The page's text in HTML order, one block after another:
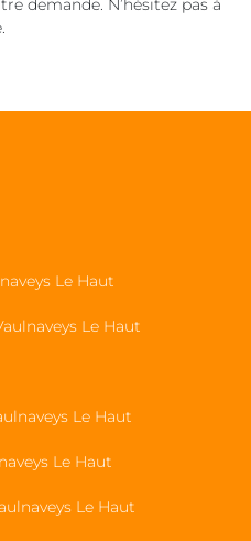
demande. N’hésitez pas à
Le Haut
Le Haut
Le Haut
Le Haut
Le Haut